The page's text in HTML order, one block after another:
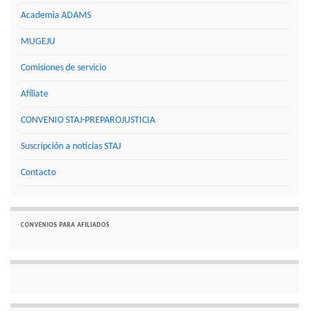
Academia ADAMS
MUGEJU
Comisiones de servicio
Afíliate
CONVENIO STAJ-PREPAROJUSTICIA
Suscripción a noticias STAJ
Contacto
CONVENIOS PARA AFILIADOS